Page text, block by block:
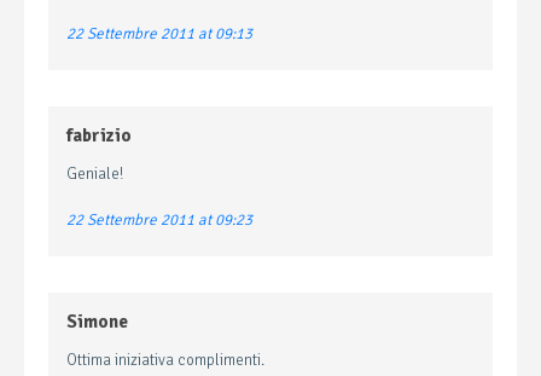
22 Settembre 2011 at 09:13
fabrizio
Geniale!
22 Settembre 2011 at 09:23
Simone
Ottima iniziativa complimenti.